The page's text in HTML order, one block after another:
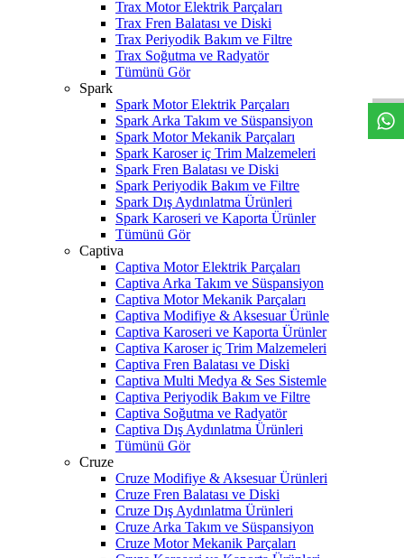
Trax Motor Elektrik Parçaları
Trax Fren Balatası ve Diski
Trax Periyodik Bakım ve Filtre
Trax Soğutma ve Radyatör
Tümünü Gör
Spark
Spark Motor Elektrik Parçaları
Spark Arka Takım ve Süspansiyon
Spark Motor Mekanik Parçaları
Spark Karoser iç Trim Malzemeleri
Spark Fren Balatası ve Diski
Spark Periyodik Bakım ve Filtre
Spark Dış Aydınlatma Ürünleri
Spark Karoseri ve Kaporta Ürünler
Tümünü Gör
Captiva
Captiva Motor Elektrik Parçaları
Captiva Arka Takım ve Süspansiyon
Captiva Motor Mekanik Parçaları
Captiva Modifiye & Aksesuar Ürünle
Captiva Karoseri ve Kaporta Ürünler
Captiva Karoser iç Trim Malzemeleri
Captiva Fren Balatası ve Diski
Captiva Multi Medya & Ses Sistemle
Captiva Periyodik Bakım ve Filtre
Captiva Soğutma ve Radyatör
Captiva Dış Aydınlatma Ürünleri
Tümünü Gör
Cruze
Cruze Modifiye & Aksesuar Ürünleri
Cruze Fren Balatası ve Diski
Cruze Dış Aydınlatma Ürünleri
Cruze Arka Takım ve Süspansiyon
Cruze Motor Mekanik Parçaları